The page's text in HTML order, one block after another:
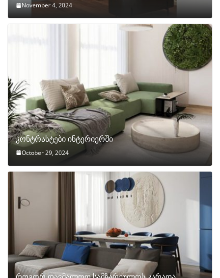
November 4, 2024
კონტრასტები ინტერიერში
October 29, 2024